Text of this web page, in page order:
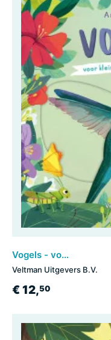
Vogels - voor kleine ontdekkingsreizigers
Veltman Uitgevers B.V.
€ 12,50